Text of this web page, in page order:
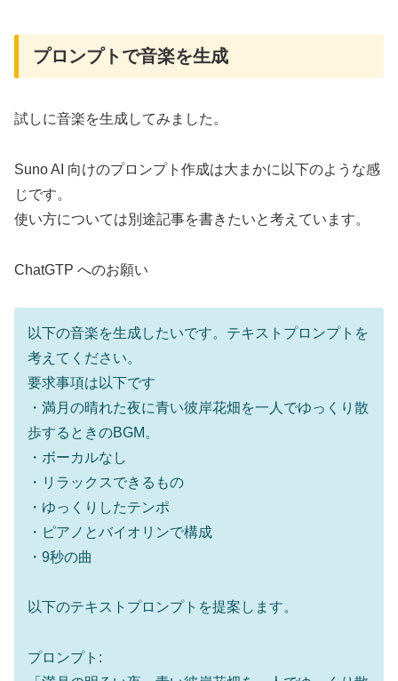
プロンプトで音楽を生成
試しに音楽を生成してみました。
Suno AI 向けのプロンプト作成は大まかに以下のような感
じです。
使い方については別途記事を書きたいと考えています。
ChatGTP へのお願い
以下の音楽を生成したいです。テキストプロンプトを
考えてください。
要求事項は以下です
・満月の晴れた夜に青い彼岸花畑を一人でゆっくり散
歩するときのBGM。
・ボーカルなし
・リラックスできるもの
・ゆっくりしたテンポ
・ピアノとバイオリンで構成
・9秒の曲
以下のテキストプロンプトを提案します。
プロンプト: